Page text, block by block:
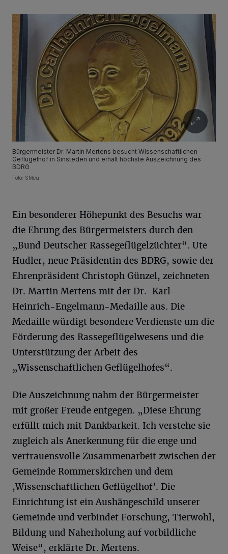
Bürgermeister Dr. Martin Mertens besucht Wissenschaftlichen
Geflügelhof in Sinsteden und erhält höchste Auszeichnung des
BDRG
Foto: SMeu.
Ein besonderer Höhepunkt des Besuchs war
die Ehrung des Bürgermeisters durch den
„Bund Deutscher Rassegeflügelzüchter“. Ute
Hudler, neue Präsidentin des BDRG, sowie der
Ehrenpräsident Christoph Günzel, zeichneten
Dr. Martin Mertens mit der Dr.-Karl-
Heinrich-Engelmann-Medaille aus. Die
Medaille würdigt besondere Verdienste um die
Förderung des Rassegeflügelwesens und die
Unterstützung der Arbeit des
„Wissenschaftlichen Geflügelhofes“.
Die Auszeichnung nahm der Bürgermeister
mit großer Freude entgegen. „Diese Ehrung
erfüllt mich mit Dankbarkeit. Ich verstehe sie
zugleich als Anerkennung für die enge und
vertrauensvolle Zusammenarbeit zwischen der
Gemeinde Rommerskirchen und dem
,Wissenschaftlichen Geflügelhof’. Die
Einrichtung ist ein Aushängeschild unserer
Gemeinde und verbindet Forschung, Tierwohl,
Bildung und Naherholung auf vorbildliche
Weise“, erklärte Dr. Mertens.